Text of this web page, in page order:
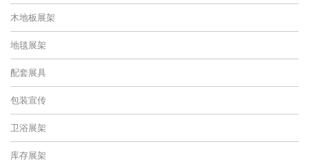
木地板展架
地毯展架
配套展具
包装宣传
卫浴展架
库存展架